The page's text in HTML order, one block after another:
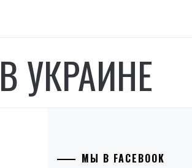
УКРАИНЕ
МЫ В FACEBOOK